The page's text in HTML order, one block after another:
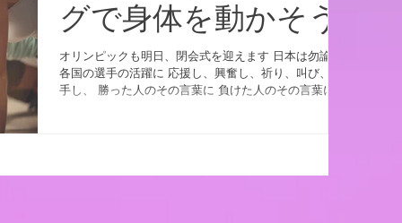
グで身体を動かそう
オリンピックも明日、閉会式を迎えます 日本は勿論、
各国の選手の活躍に 応援し、興奮し、祈り、叫び、拍
手し、 勝った人のその言葉に 負けた人のその言葉に